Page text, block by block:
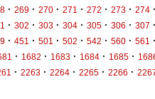
· 269 · 270 · 271 · 272 · 273 · 274 ·
· 302 · 303 · 304 · 305 · 306 · 307 ·
· 451 · 501 · 502 · 542 · 560 · 561 ·
· 1682 · 1683 · 1684 · 1685 ·
· 2263 · 2264 · 2265 · 2266 ·